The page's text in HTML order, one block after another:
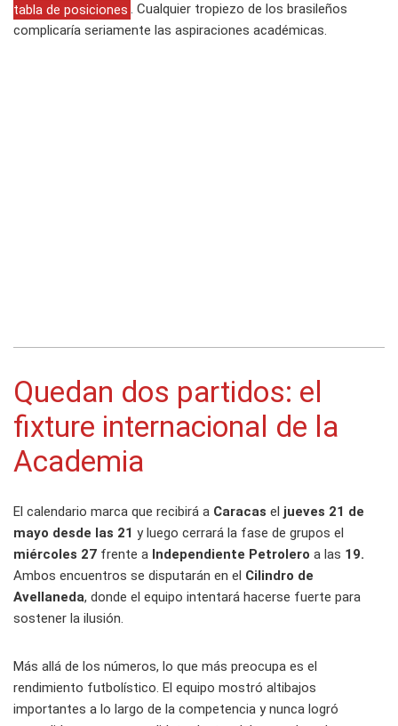
tabla de posiciones . Cualquier tropiezo de los brasileños
complicaría seriamente las aspiraciones académicas.
Quedan dos partidos: el
fixture internacional de la
Academia
El calendario marca que recibirá a Caracas el jueves 21 de
mayo desde las 21 y luego cerrará la fase de grupos el
miércoles 27 frente a Independiente Petrolero a las 19.
Ambos encuentros se disputarán en el Cilindro de
Avellaneda, donde el equipo intentará hacerse fuerte para
sostener la ilusión.
Más allá de los números, lo que más preocupa es el
rendimiento futbolístico. El equipo mostró altibajos
importantes a lo largo de la competencia y nunca logró